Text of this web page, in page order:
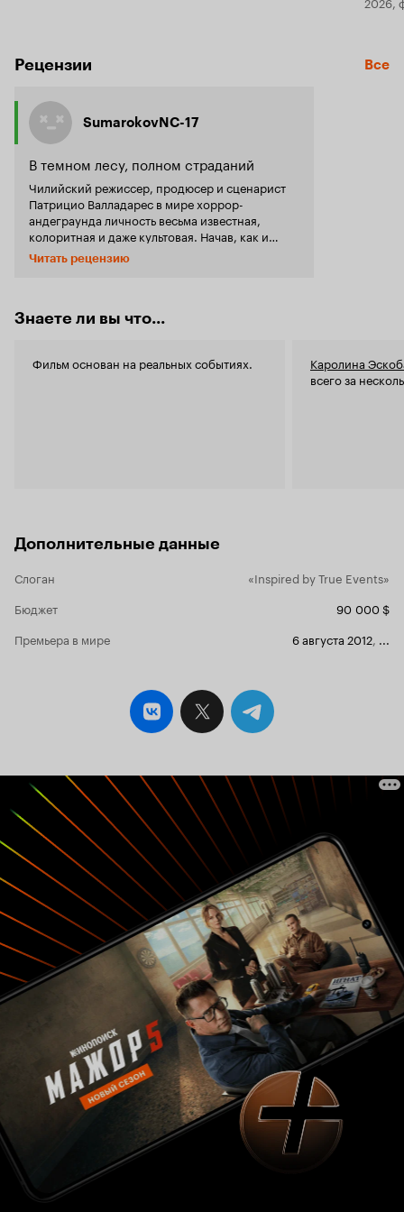
Рецензии Все
SumarokovNC-17
В темном лесу, полном страданий
Чилийский режиссер, продюсер и сценарист
Патрицио Валладарес в мире хоррор-
андеграунда личность весьма известная,
колоритная и даже культовая. Начав, как и
большинство режиссеров, с фильмов
короткого метра в 2004 году, уже с 2008 года
'Грязная любовь' - эротически-перверсивный
ленты 'Творение', являющейся
данный момент самим Валладаресом, который
ибо фильм 2012 года представляет из себя
весьма жесткое и местами неприятное, но при
этом весьма эффектное и запоминающееся
основан на реальных событиях. Итак, в центре
извращенцем Филиппом, который к тому же
связан определенным уговором с
наркоторговцами. Но в один не очень
прекрасный миг события выходят из-под
на мизерном бюджете в 90000 долларов,
Патрицио Вааладарес ступил на жанровую
колею 'revenge-movie', мастерски вобрав в нее
мотивы из 'Триллера: Жестокого фильма',
'Ханни Колдер' и 'Дня женщины', хотя само
место действия ленты так или иначе отсылает к
традиции 'Зловещих мертвецов', при этом
надо учитывать, что при кажущейся
трэшевости и чрезмерной жестокости фильма,
'Спрятавшиеся в лесу' имеют и серьезное
идеологическое наполнение, показывая жизнь
в ее маргинально-перверсивном виде,
человеческую жестокость и расплату за нее.
Фильм отличается крайне мрачной и жуткой
атмосферой, а визуальные кровавые эффекты и
запоминающаяся операторская работа сильно
подчеркивают реализм происходящего. Из
актерских работ фильма мне наиболее
интересными и убедительными показались
персонажи Каролины Эскобар(Энни), Хосе
Эрнандеса и Даниэля Антивило. Саундтрек как
таковой сведен в фильме к минимуму, однако,
когда надо, он мастерски создает в нем
ощущение тревоги и безумия. Я рекомендую
этот весьма жесткий, кровавый и местами
отталкивающий своей извращеннотсью хоррор
Читать рецензию
Знаете ли вы что...
Фильм основан на реальных событиях.
Каролина
всего за
Дополнительные данные
Слоган
«Inspired by True Events»
Бюджет
90 000 $
Премьера в мире
6 августа 2012